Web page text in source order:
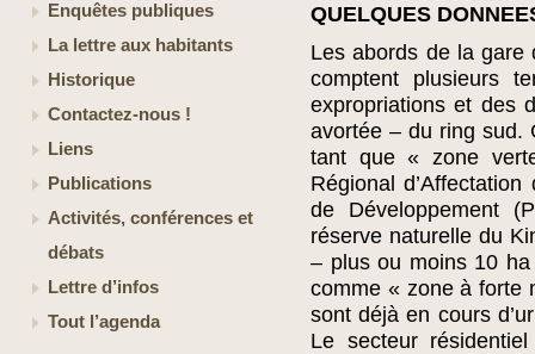
Enquêtes publiques
La lettre aux habitants
Historique
Contactez-nous !
Liens
Publications
Activités, conférences et
débats
Lettre d’infos
Tout l’agenda
QUELQUES
Les abords de la gare
comptent plusieurs
expropriations et des
avortée – du ring sud.
tant que « zone
Régional
de Développement
réserve naturelle du
– plus ou moins 10
comme « zone à forte
sont déjà en cours
Le secteur